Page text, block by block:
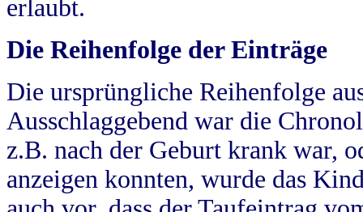
erlaubt.
Die Reihenfolge der Einträge
Die ursprüngliche Reihenfolge
Ausschlaggebend war die
z.B. nach der Geburt krank war,
anzeigen konnten, wurde das